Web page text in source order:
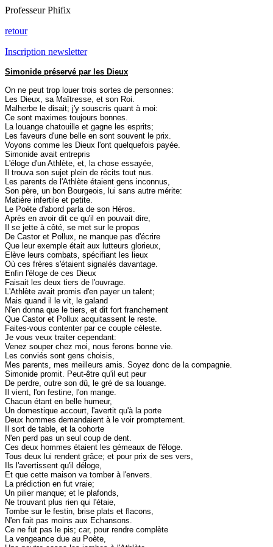
Professeur Phifix
retour
Inscription newsletter
Simonide préservé par les Dieux
On ne peut trop louer trois sortes de personnes:
Les Dieux, sa Maîtresse, et son Roi.
Malherbe le disait; j'y souscris quant à moi:
Ce sont maximes toujours bonnes.
La louange chatouille et gagne les esprits;
Les faveurs d'une belle en sont souvent le prix.
Voyons comme les Dieux l'ont quelquefois payée.
Simonide avait entrepris
L'éloge d'un Athlète, et, la chose essayée,
Il trouva son sujet plein de récits tout nus.
Les parents de l'Athlète étaient gens inconnus,
Son père, un bon Bourgeois, lui sans autre mérite:
Matière infertile et petite.
Le Poète d'abord parla de son Héros.
Après en avoir dit ce qu'il en pouvait dire,
Il se jette à côté, se met sur le propos
De Castor et Pollux, ne manque pas d'écrire
Que leur exemple était aux lutteurs glorieux,
Elève leurs combats, spécifiant les lieux
Où ces frères s'étaient signalés davantage.
Enfin l'éloge de ces Dieux
Faisait les deux tiers de l'ouvrage.
L'Athlète avait promis d'en payer un talent;
Mais quand il le vit, le galand
N'en donna que le tiers, et dit fort franchement
Que Castor et Pollux acquitassent le reste.
Faites-vous contenter par ce couple céleste.
Je vous veux traiter cependant:
Venez souper chez moi, nous ferons bonne vie.
Les conviés sont gens choisis,
Mes parents, mes meilleurs amis. Soyez donc de la compagnie.
Simonide promit. Peut-être qu'il eut peur
De perdre, outre son dû, le gré de sa louange.
Il vient, l'on festine, l'on mange.
Chacun étant en belle humeur,
Un domestique accourt, l'avertit qu'à la porte
Deux hommes demandaient à le voir promptement.
Il sort de table, et la cohorte
N'en perd pas un seul coup de dent.
Ces deux hommes étaient les gémeaux de l'éloge.
Tous deux lui rendent grâce; et pour prix de ses vers,
Ils l'avertissent qu'il déloge,
Et que cette maison va tomber à l'envers.
La prédiction en fut vraie;
Un pilier manque; et le plafonds,
Ne trouvant plus rien qui l'étaie,
Tombe sur le festin, brise plats et flacons,
N'en fait pas moins aux Echansons.
Ce ne fut pas le pis; car, pour rendre complète
La vengeance due au Poète,